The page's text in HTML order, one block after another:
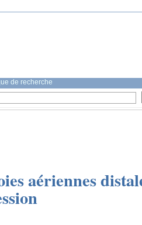
de recherche
aériennes